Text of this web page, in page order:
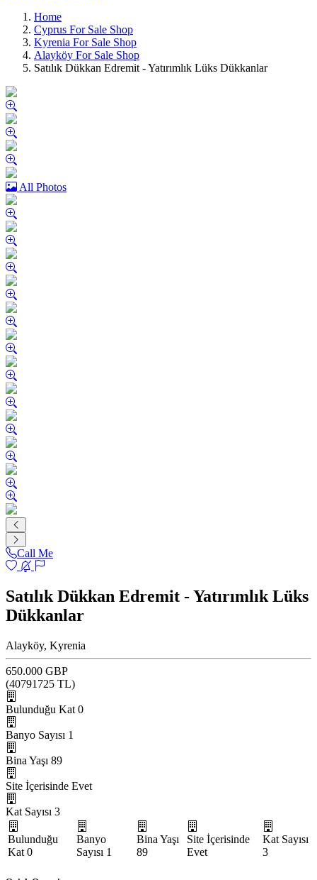
Home
Cyprus For Sale Shop
Kyrenia For Sale Shop
Alayköy For Sale Shop
Satılık Dükkan Edremit - Yatırımlık Lüks Dükkanlar
All Photos
Call Me
Satılık Dükkan Edremit - Yatırımlık Lüks
Dükkanlar
Alayköy, Kyrenia
650.000 GBP
(40791725 TL)
Bulunduğu Kat 0
Banyo Sayısı 1
Bina Yaşı 89
Site İçerisinde Evet
Kat Sayısı 3
Bulunduğu
Kat 0
Banyo
Sayısı 1
Bina Yaşı
89
Site İçerisinde
Evet
Kat Sayısı
3